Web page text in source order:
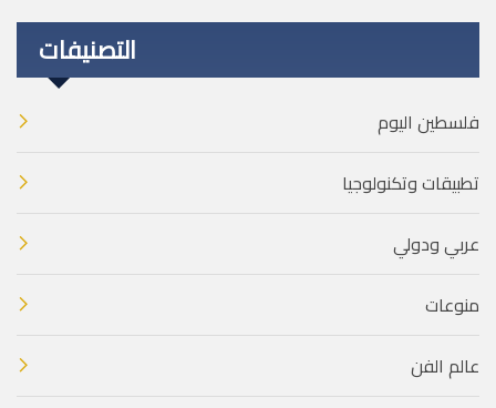
التصنيفات
فلسطين اليوم
تطبيقات وتكنولوجيا
عربي ودولي
منوعات
عالم الفن